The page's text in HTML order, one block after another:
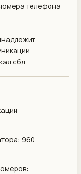
телефона
обл.
960